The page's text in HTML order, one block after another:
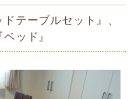
テーブルセット』、
ッド』